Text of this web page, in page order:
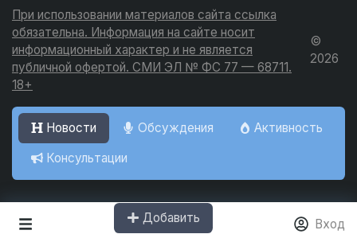
При использовании материалов сайта ссылка
обязательна. Информация на сайте носит
информационный характер и не является
публичной офертой. СМИ ЭЛ № ФС 77 — 68711.
18+
©
2026
Новости Обсуждения
Активность
Консультации
Добавить Вход